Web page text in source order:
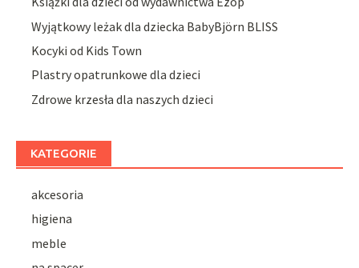
Wyjątkowy leżak dla dziecka BabyBjörn BLISS
Kocyki od Kids Town
Plastry opatrunkowe dla dzieci
Zdrowe krzesła dla naszych dzieci
KATEGORIE
akcesoria
higiena
meble